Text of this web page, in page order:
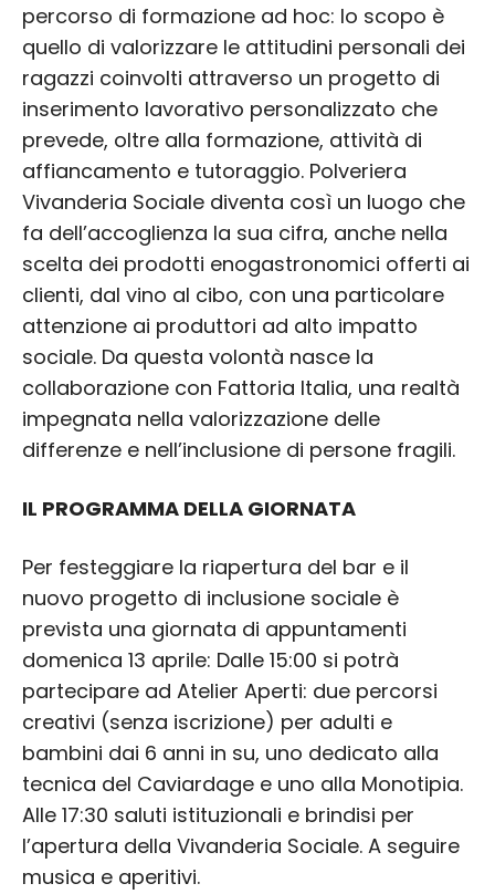
percorso di formazione ad hoc: lo scopo è
quello di valorizzare le attitudini personali dei
ragazzi coinvolti attraverso un progetto di
inserimento lavorativo personalizzato che
prevede, oltre alla formazione, attività di
affiancamento e tutoraggio. Polveriera
Vivanderia Sociale diventa così un luogo che
fa dell’accoglienza la sua cifra, anche nella
scelta dei prodotti enogastronomici offerti ai
clienti, dal vino al cibo, con una particolare
attenzione ai produttori ad alto impatto
sociale. Da questa volontà nasce la
collaborazione con Fattoria Italia, una realtà
impegnata nella valorizzazione delle
differenze e nell’inclusione di persone fragili.
IL PROGRAMMA DELLA GIORNATA
Per festeggiare la riapertura del bar e il
nuovo progetto di inclusione sociale è
prevista una giornata di appuntamenti
domenica 13 aprile: Dalle 15:00 si potrà
partecipare ad Atelier Aperti: due percorsi
creativi (senza iscrizione) per adulti e
bambini dai 6 anni in su, uno dedicato alla
tecnica del Caviardage e uno alla Monotipia.
Alle 17:30 saluti istituzionali e brindisi per
l’apertura della Vivanderia Sociale. A seguire
musica e aperitivi.